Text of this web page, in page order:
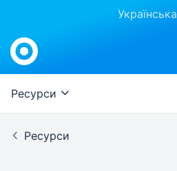
Українська
Work.ua
Ресурси
Ресурси